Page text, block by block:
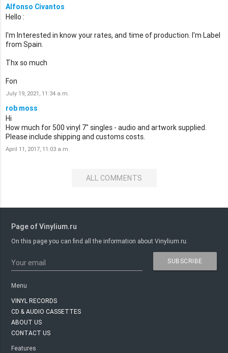
Alfonso Civantos
Hello :
I'm Interested in know your rates, and time of production. I'm Label
from Spain.
Thx so much
Fon
July 19, 2021, 11:34 a.m.
rob moss
Hi
How much for 500 vinyl 7" singles - audio and artwork supplied.
Please include shipping and customs costs.
April 11, 2017, 11:03 a.m.
ALL COMMENTS
Page of Vinylium.ru
On this page you can find all the information about Vinylium.ru.
Your email SUBSCRIBE
Menu
VINYL RECORDS
CD & AUDIO CASSETTES
ABOUT US
CONTACT US
Features